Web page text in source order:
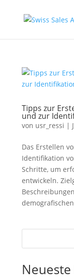
Tipps zur
und zur
von usr_ressi |
Das Erstellen
Identifikation
Schritte, um
entwickeln.